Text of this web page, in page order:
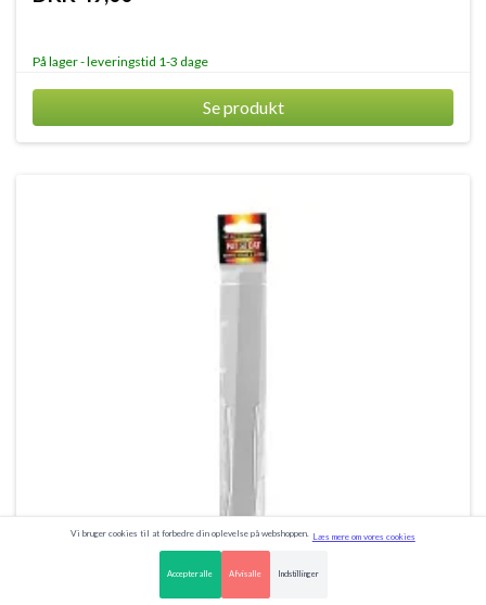
På lager - leveringstid 1-3 dage
Se produkt
Vi bruger cookies til at forbedre din oplevelse på webshoppen. Læs mere om vores cookies
Accepter alle Afvis alle Indstillinger